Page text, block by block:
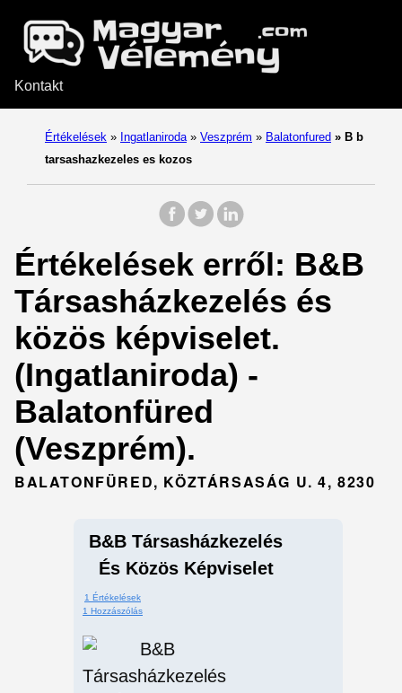
Kontakt
Értékelések » Ingatlaniroda » Veszprém » Balatonfured » B b
tarsashazkezeles es kozos
Értékelések erről: B&B
Társasházkezelés és
közös képviselet.
(Ingatlaniroda) -
Balatonfüred
(Veszprém).
BALATONFÜRED, KÖZTÁRSASÁG U. 4, 8230
B&B Társasházkezelés
És Közös Képviselet
1 Értékelések
1 Hozzászólás